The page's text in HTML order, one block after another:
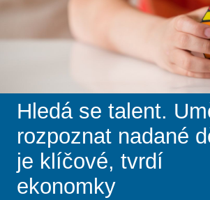
Hledá se talent.
rozpoznat nadané
je klíčové, tvrdí
ekonomky